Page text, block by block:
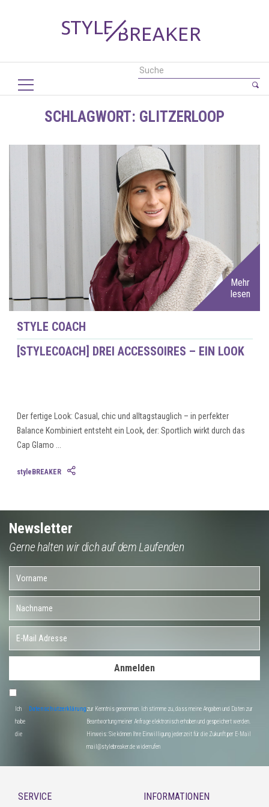
SCHLAGWORT: GLITZERLOOP
Mehr
lesen
STYLE COACH
[STYLECOACH] DREI ACCESSOIRES – EIN LOOK
Der fertige Look: Casual, chic und alltagstauglich – in perfekter
Balance Kombiniert entsteht ein Look, der: Sportlich wirkt durch das
Cap Glamo ...
styleBREAKER
Newsletter
Gerne halten wir dich auf dem Laufenden
Anmelden
Ich
habe
die
Datenschutzerklärungzur Kenntnis genommen. Ich stimme zu, dass meine Angaben und Daten zur
Beantwortung meiner Anfrage elektronisch erhoben und gespeichert werden.
Hinweis: Sie können Ihre Einwilligung jederzeit für die Zukunft per E-Mail
mail@stylebreaker.de widerrufen
SERVICE INFORMATIONEN